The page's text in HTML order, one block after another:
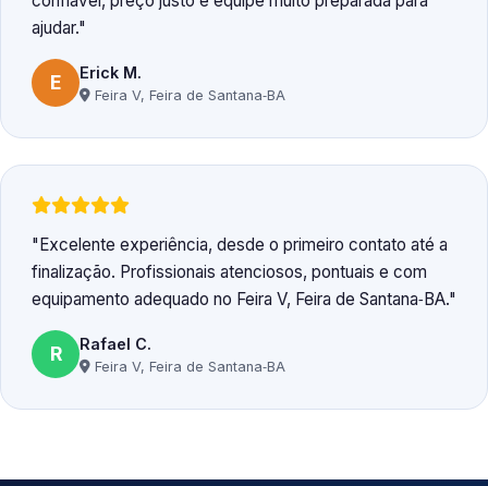
ajudar.
E Erick M.
Feira V, Feira de Santana‑BA
Excelente experiência, desde o primeiro contato até a
finalização. Profissionais atenciosos, pontuais e com
equipamento adequado no Feira V, Feira de Santana‑BA.
R Rafael C.
Feira V, Feira de Santana‑BA